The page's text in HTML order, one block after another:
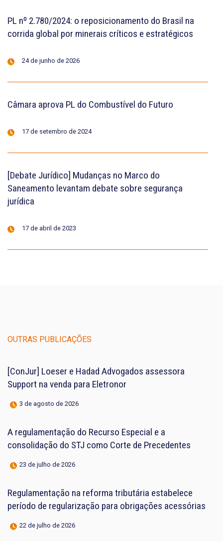
PL nº 2.780/2024: o reposicionamento do Brasil na
corrida global por minerais críticos e estratégicos
24 de junho de 2026
Câmara aprova PL do Combustível do Futuro
17 de setembro de 2024
[Debate Jurídico] Mudanças no Marco do
Saneamento levantam debate sobre segurança
jurídica
17 de abril de 2023
OUTRAS PUBLICAÇÕES
[ConJur] Loeser e Hadad Advogados assessora
Support na venda para Eletronor
3 de agosto de 2026
A regulamentação do Recurso Especial e a
consolidação do STJ como Corte de Precedentes
23 de julho de 2026
Regulamentação na reforma tributária estabelece
período de regularização para obrigações acessórias
22 de julho de 2026